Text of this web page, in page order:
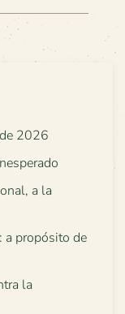
2026
a la
a propósito de
la